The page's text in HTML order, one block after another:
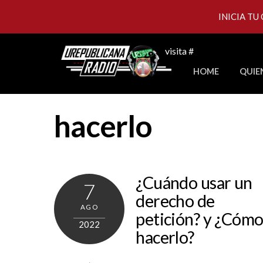
visita #
HOME
hacerlo
7
AGO
2022
¿Cuándo usar un
derecho de
petición? y ¿Cómo
hacerlo?
INICIA TU